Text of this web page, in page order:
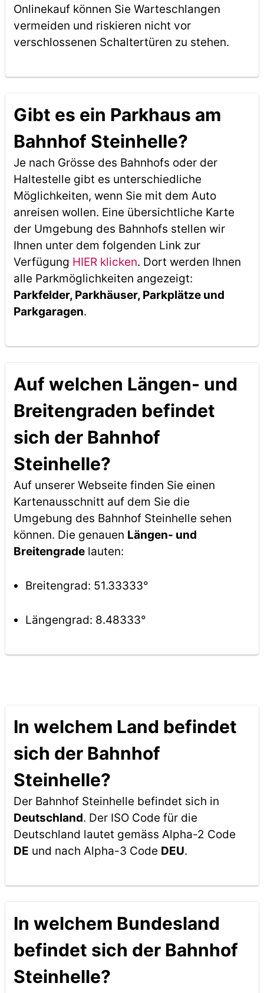
Onlinekauf können Sie Warteschlangen
vermeiden und riskieren nicht vor
verschlossenen Schaltertüren zu stehen.
Gibt es ein Parkhaus am
Bahnhof Steinhelle?
Je nach Grösse des Bahnhofs oder der
Haltestelle gibt es unterschiedliche
Möglichkeiten, wenn Sie mit dem Auto
anreisen wollen. Eine übersichtliche Karte
der Umgebung des Bahnhofs stellen wir
Ihnen unter dem folgenden Link zur
Verfügung HIER klicken. Dort werden Ihnen
alle Parkmöglichkeiten angezeigt:
Parkfelder, Parkhäuser, Parkplätze und
Parkgaragen.
Auf welchen Längen- und
Breitengraden befindet
sich der Bahnhof
Steinhelle?
Auf unserer Webseite finden Sie einen
Kartenausschnitt auf dem Sie die
Umgebung des Bahnhof Steinhelle sehen
können. Die genauen Längen- und
Breitengradelauten:
Breitengrad: 51.33333°
Längengrad: 8.48333°
In welchem Land befindet
sich der Bahnhof
Steinhelle?
Der Bahnhof Steinhelle befindet sich in
Deutschland. Der ISO Code für die
Deutschland lautet gemäss Alpha-2 Code
DE und nach Alpha-3 Code DEU.
In welchem Bundesland
befindet sich der Bahnhof
Steinhelle?